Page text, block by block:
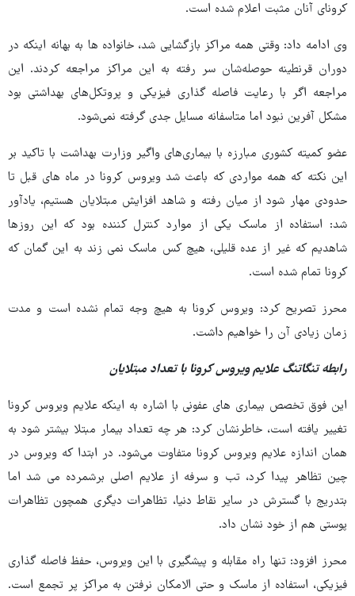
کرونای آنان مثبت اعلام شده است.
وی ادامه داد: وقتی همه مراکز بازگشایی شد، خانواده ها به بهانه اینکه در
دوران قرنطینه حوصله‌شان سر رفته به این مراکز مراجعه کردند. این
مراجعه اگر با رعایت فاصله گذاری فیزیکی و پروتکل‌های بهداشتی بود
مشکل آفرین نبود اما متاسفانه مسایل جدی گرفته نمی‌شود.
عضو کمیته کشوری مبارزه با بیماری‌های واگیر وزارت بهداشت با تاکید بر
این نکته که همه مواردی که باعث شد ویروس کرونا در ماه های قبل تا
حدودی مهار شود از میان رفته و شاهد افزایش مبتلایان هستیم، یادآور
شد: استفاده از ماسک یکی از موارد کنترل کننده بود که این روزها
شاهدیم که غیر از عده قلیلی، هیچ کس ماسک نمی زند به این گمان که
کرونا تمام شده است.
محرز تصریح کرد: ویروس کرونا به هیچ وجه تمام نشده است و مدت
زمان زیادی آن را خواهیم داشت.
رابطه تنگاتنگ علایم ویروس کرونا با تعداد مبتلایان
این فوق تخصص بیماری های عفونی با اشاره به اینکه علایم ویروس کرونا
تغییر یافته است، خاطرنشان کرد: هر چه تعداد بیمار مبتلا بیشتر شود به
همان اندازه علایم ویروس کرونا متفاوت می‌شود. در ابتدا که ویروس در
چین تظاهر پیدا کرد، تب و سرفه از علایم اصلی برشمرده می شد اما
بتدریج با گسترش در سایر نقاط دنیا، تظاهرات دیگری همچون تظاهرات
پوستی هم از خود نشان داد.
محرز افزود: تنها راه مقابله و پیشگیری با این ویروس، حفظ فاصله گذاری
فیزیکی، استفاده از ماسک و حتی الامکان نرفتن به مراکز پر تجمع است.